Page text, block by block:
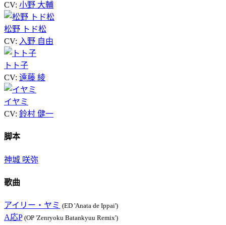
CV: 小野 大輔
松野 トド松
CV: 入野 自由
トト子
CV: 遠藤 綾
イヤミ
CV: 鈴村 健一
脚本
神城 咲弥
歌曲
アイリー・ヤミ (ED 'Anata de Ippai')
A応P (OP 'Zenryoku Batankyuu Remix')